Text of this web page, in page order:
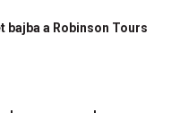
bajba a Robinson Tours